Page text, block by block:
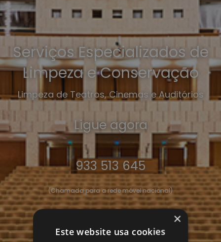
Serviços Especializados de
Limpeza e Conservação
Limpeza de Teatros, Cinemas e Auditórios
Ligue agora
933 513 645
(Chamada para a rede móvel nacional)
Contacte-nos ×
Este website usa cookies